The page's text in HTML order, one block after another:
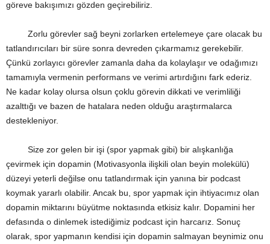
göreve bakışımızı gözden geçirebiliriz.
Zorlu görevler sağ beyni zorlarken ertelemeye çare olacak bu
tatlandırıcıları bir süre sonra devreden çıkarmamız gerekebilir.
Çünkü zorlayıcı görevler zamanla daha da kolaylaşır ve odağımızı
tamamıyla vermenin performans ve verimi artırdığını fark ederiz.
Ne kadar kolay olursa olsun çoklu görevin dikkati ve verimliliği
azalttığı ve bazen de hatalara neden olduğu araştırmalarca
destekleniyor.
Size zor gelen bir işi (spor yapmak gibi) bir alışkanlığa
çevirmek için dopamin (Motivasyonla ilişkili olan beyin molekülü)
düzeyi yeterli değilse onu tatlandırmak için yanına bir podcast
koymak yararlı olabilir. Ancak bu, spor yapmak için ihtiyacımız olan
dopamin miktarını büyütme noktasında etkisiz kalır. Dopamini her
defasında o dinlemek istediğimiz podcast için harcarız. Sonuç
olarak, spor yapmanın kendisi için dopamin salmayan beynimiz onu